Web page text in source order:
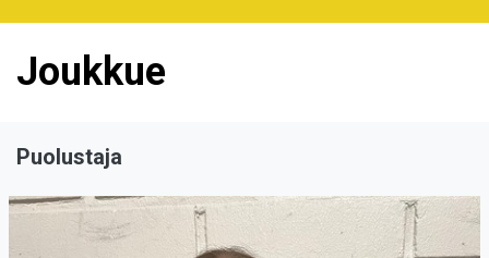
Joukkue
Puolustaja